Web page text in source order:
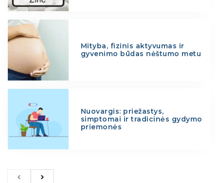
Mityba, fizinis aktyvumas ir
gyvenimo būdas nėštumo metu
Nuovargis: priežastys,
simptomai ir tradicinės gydymo
priemonės